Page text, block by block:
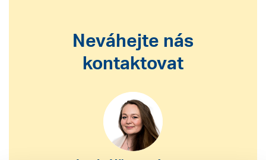
Neváhejte nás
kontaktovat